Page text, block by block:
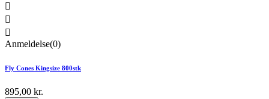



Anmeldelse(0)
Fly Cones Kingsize 800stk
895,00 kr.